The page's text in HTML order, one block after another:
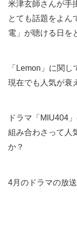
米津玄師さんが手
とても話題をよん
電」が聴ける日を
「Lemon」に関
現在でも人気が衰
ドラマ「MIU404
組み合わさって人
か？
4月のドラマの放